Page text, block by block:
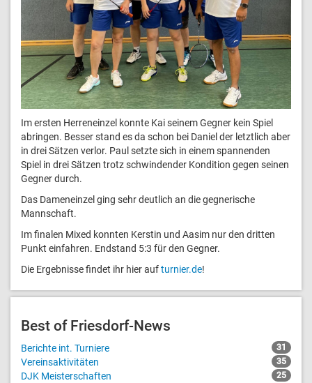
Im ersten Herreneinzel konnte Kai seinem Gegner kein Spiel
abringen. Besser stand es da schon bei Daniel der letztlich aber
in drei Sätzen verlor. Paul setzte sich in einem spannenden
Spiel in drei Sätzen trotz schwindender Kondition gegen seinen
Gegner durch.
Das Dameneinzel ging sehr deutlich an die gegnerische
Mannschaft.
Im finalen Mixed konnten Kerstin und Aasim nur den dritten
Punkt einfahren. Endstand 5:3 für den Gegner.
Die Ergebnisse findet ihr hier aufturnier.de!
Best of Friesdorf-News
Berichte int. Turniere 31
Vereinsaktivitäten 35
DJK Meisterschaften 25